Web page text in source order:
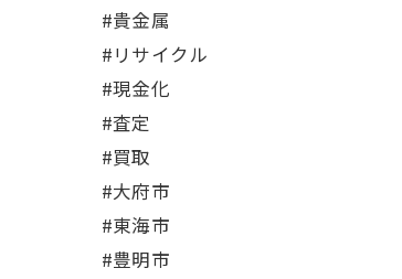
#貴金属
#リサイクル
#現金化
#査定
#買取
#大府市
#東海市
#豊明市